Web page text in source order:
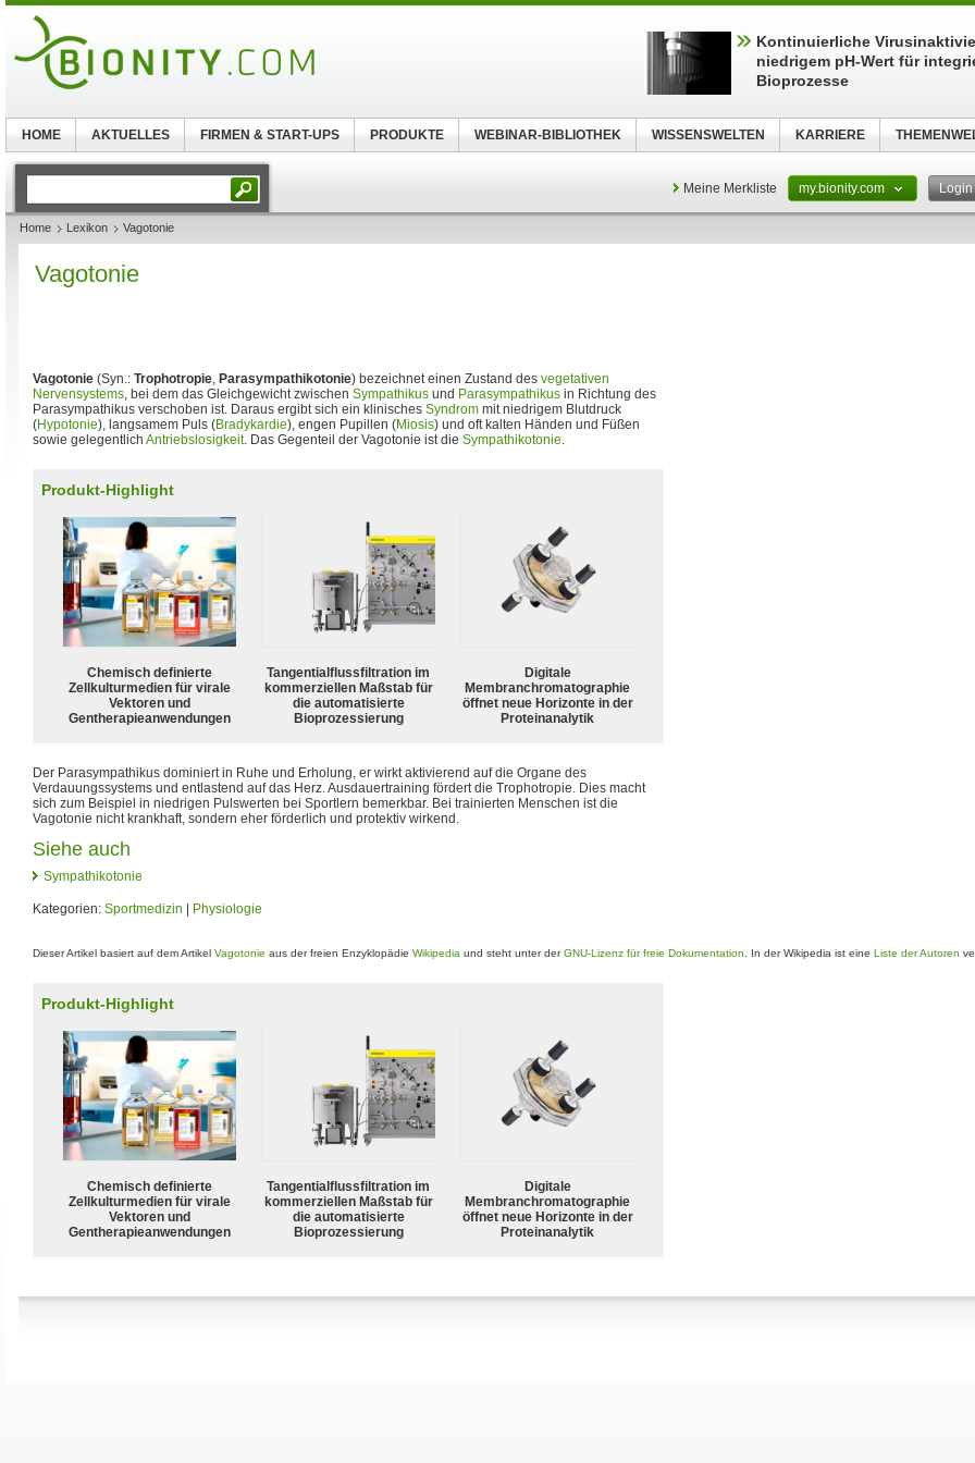
Meine Merkliste my.bionity.com Login
Home Lexikon Vagotonie
Vagotonie
Vagotonie (Syn.: Trophotropie, Parasympathikotonie) bezeichnet einen Zustand des vegetativen
Nervensystems, bei dem das Gleichgewicht zwischen Sympathikus und Parasympathikus in Richtung des
Parasympathikus verschoben ist. Daraus ergibt sich ein klinisches Syndrom mit niedrigem Blutdruck
(Hypotonie), langsamem Puls (Bradykardie), engen Pupillen (Miosis) und oft kalten Händen und Füßen
sowie gelegentlich Antriebslosigkeit. Das Gegenteil der Vagotonie ist die Sympathikotonie.
Produkt-Highlight
Chemisch definierte
Zellkulturmedien für virale
Vektoren und
Gentherapieanwendungen
Tangentialflussfiltration im
kommerziellen Maßstab für
die automatisierte
Bioprozessierung
Digitale
Membranchromatographie
öffnet neue Horizonte in der
Proteinanalytik
Der Parasympathikus dominiert in Ruhe und Erholung, er wirkt aktivierend auf die Organe des
Verdauungssystems und entlastend auf das Herz. Ausdauertraining fördert die Trophotropie. Dies macht
sich zum Beispiel in niedrigen Pulswerten bei Sportlern bemerkbar. Bei trainierten Menschen ist die
Vagotonie nicht krankhaft, sondern eher förderlich und protektiv wirkend.
Siehe auch
Sympathikotonie
Kategorien: Sportmedizin Physiologie
Dieser Artikel basiert auf dem Artikel Vagotonie aus der freien Enzyklopädie Wikipedia und steht unter derGNU-Lizenz für freie Dokumentation . In der Wikipedia ist eine Liste der Autoren
Produkt-Highlight
Chemisch definierte
Zellkulturmedien für virale
Vektoren und
Gentherapieanwendungen
Tangentialflussfiltration im
kommerziellen Maßstab für
die automatisierte
Bioprozessierung
Digitale
Membranchromatographie
öffnet neue Horizonte in der
Proteinanalytik
Kontinuierliche
niedrigem pH-Wert für
Bioprozesse
HOME AKTUELLES FIRMEN & START-UPS PRODUKTE WEBINAR-BIBLIOTHEK WISSENSWELTEN KARRIERE